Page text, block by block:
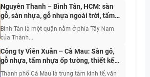
Nguyên Thanh – Bình Tân, HCM: sàn
gỗ, sàn nhựa, gỗ nhựa ngoài trời, tấm
ốp nhựa, tấm ốp than tre, giấy dán
tường, rèm cửa
Bình Tân là một quận nằm ở phía Tây Nam
của Thành...
Công ty Viễn Xuân – Cà Mau: Sàn gỗ,
gỗ nhựa, tấm nhựa ốp tường, thiết kế
thi công sửa chữa nhà
Thành phố Cà Mau là trung tâm kinh tế, văn